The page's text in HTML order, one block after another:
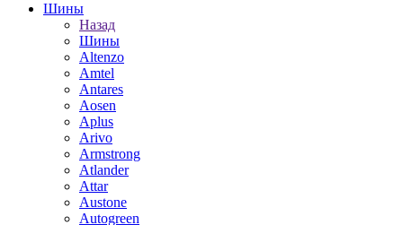
Шины
Назад
Шины
Altenzo
Amtel
Antares
Aosen
Aplus
Arivo
Armstrong
Atlander
Attar
Austone
Autogreen